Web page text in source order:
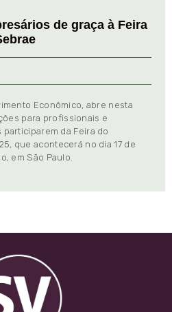
de graça à Feira
Econômico, abre nesta
para profissionais e
da Feira do
que acontecerá no dia 17 de
em São Paulo.